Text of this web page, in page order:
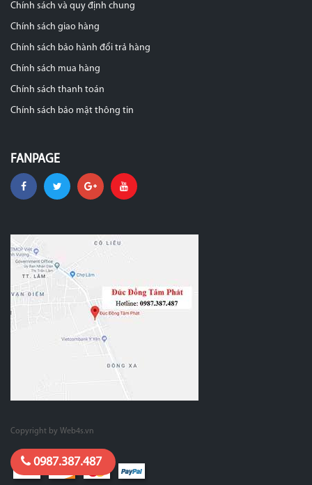
Chính sách và quy định chung
Chính sách giao hàng
Chính sách bảo hành đổi trả hàng
Chính sách mua hàng
Chính sách thanh toán
Chính sách bảo mật thông tin
FANPAGE
Copyright by Web4s.vn
0987.387.487